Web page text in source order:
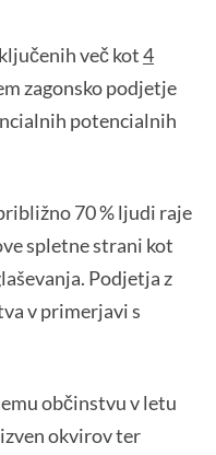
več kot4
zagonsko podjetje
potencialnih
70 % ljudi raje
spletne strani kot
Podjetja z
v primerjavi s
občinstvu v letu
okvirov ter